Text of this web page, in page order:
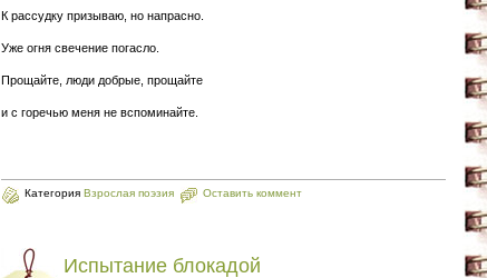
К рассудку призываю, но напрасно.
Уже огня свечение погасло.
Прощайте, люди добрые, прощайте
и с горечью меня не вспоминайте.
Категория Взрослая поэзия Оставить коммент
Испытание блокадой